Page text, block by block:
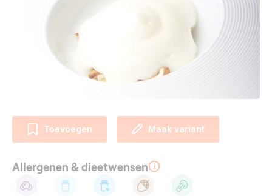
Toevoegen Maak variant
Allergenen & dieetwensen